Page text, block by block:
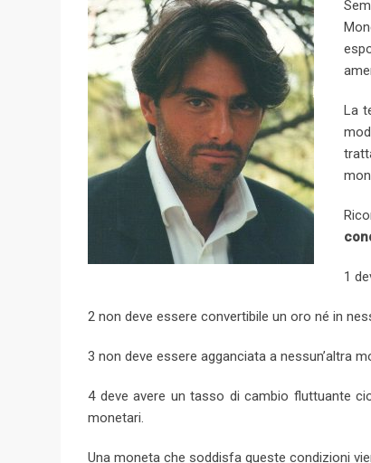
e
+
La
1
2 non deve essere convertibile un oro né in
3 non deve essere agganciata a nessun’altra
4 deve avere un tasso di cambio fluttuante
monetari.
Una moneta che soddisfa queste condizioni